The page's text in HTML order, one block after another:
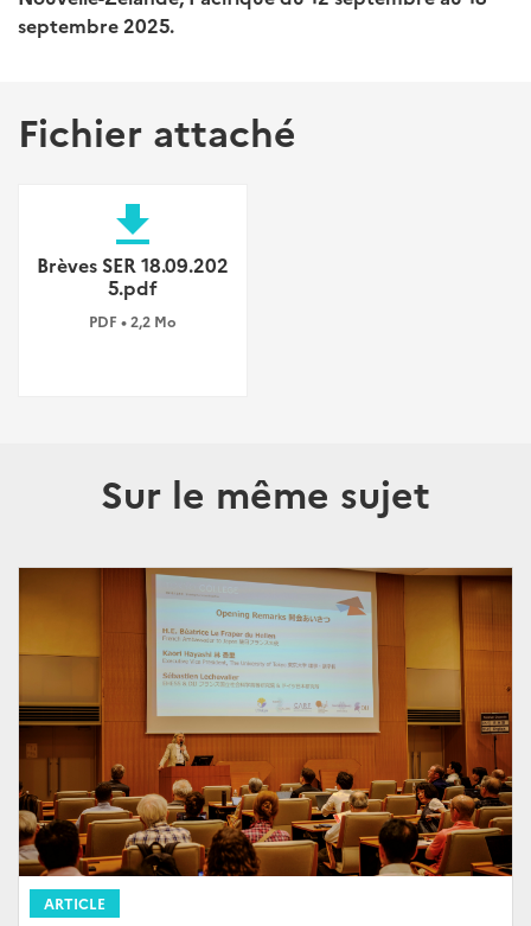
septembre 2025.
Fichier attaché
file_download
Brèves SER 18.09.202
5.pdf
PDF • 2,2 Mo
Sur le même sujet
ARTICLE